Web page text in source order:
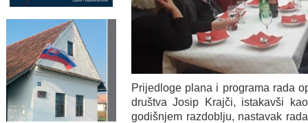
Prijedloge plana i programa rada
društva Josip Krajči, istakavši
godišnjem razdoblju, nastavak